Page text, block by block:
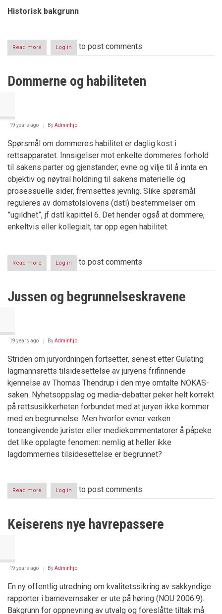
Historisk bakgrunn
Read more about
Polens
Log in to post comments
Dommerne og habiliteten
19 years ago ByAdminhjb
Spørsmål om dommeres habilitet er daglig kost i
rettsapparatet. Innsigelser mot enkelte dommeres forhold
til sakens parter og gjenstander; evne og vilje til å innta en
objektiv og nøytral holdning til sakens materielle og
prosessuelle sider, fremsettes jevnlig. Slike spørsmål
reguleres av domstolslovens (dstl) bestemmelser om
”ugildhet”, jf dstl kapittel 6. Det hender også at dommere,
enkeltvis eller kollegialt, tar opp egen habilitet.
Read more about
Dommerne
Log in to post comments
Jussen og begrunnelseskravene
19 years ago ByAdminhjb
Striden om juryordningen fortsetter, senest etter Gulating
lagmannsretts tilsidesettelse av juryens frifinnende
kjennelse av Thomas Thendrup i den mye omtalte NOKAS-
saken. Nyhetsoppslag og media-debatter peker helt korrekt
på rettsusikkerheten forbundet med at juryen ikke kommer
med en begrunnelse. Men hvorfor evner verken
toneangivende jurister eller mediekommentatorer å påpeke
det like opplagte fenomen: nemlig at heller ikke
lagdommernes tilsidesettelse er begrunnet?
Read more about
Jussen
Log in to post comments
Keiserens nye havrepassere
19 years ago ByAdminhjb
En ny offentlig utredning om kvalitetssikring av sakkyndige
rapporter i barnevernsaker er ute på høring (NOU 2006:9).
Bakgrunn for oppnevning av utvalg og foreslåtte tiltak må